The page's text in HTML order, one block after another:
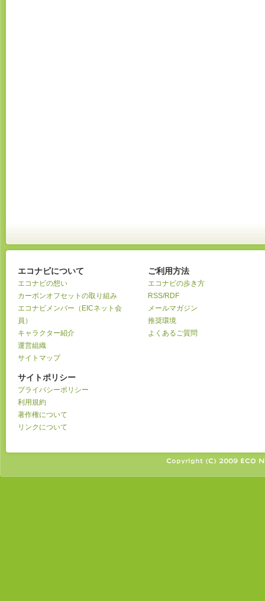
エコナビについて
エコナビの想い
カーボンオフセットの取り組み
エコナビメンバー（EICネット会
員）
キャラクター紹介
運営組織
サイトマップ
サイトポリシー
プライバシーポリシー
利用規約
著作権について
リンクについて
ご利用方法
エコナビの歩き方
RSS/RDF
メールマガジン
推奨環境
よくあるご質問